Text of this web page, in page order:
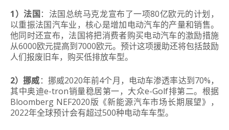
1）法国：法国总统马克龙宣布了一项80亿欧元的计划，
以重振法国汽车业，核心是增加电动汽车的产量和销售。
他同时还宣布，法国将把消费者购买电动汽车的激励措施
从6000欧元提高到7000欧元。预计这项援助还将包括鼓励
人们报废旧车，购买低排放车型。
2）挪威：挪威2020年前4个月，电动车渗透率达到70%，
其中奥迪e-tron销量稳居第一，大众e-Golf排第二。根据
Bloomberg NEF2020版《新能源汽车市场长期展望》，
2022年全球预计会有超过500种电动车车型。